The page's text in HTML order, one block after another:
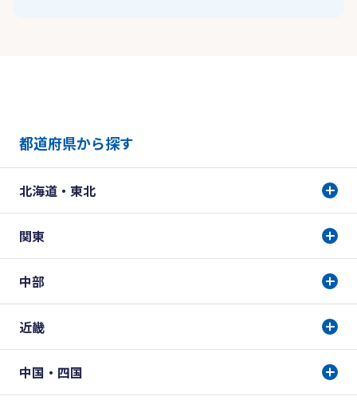
都道府県から探す
北海道・東北
関東
中部
近畿
中国・四国